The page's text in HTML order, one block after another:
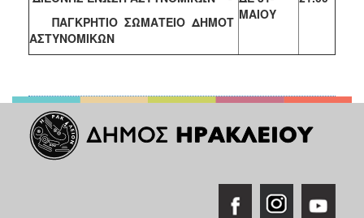
ΠΑΓΚΡΗΤΙΟ ΣΩΜΑΤΕΙΟ ΔΗΜΟΤ
ΑΣΤΥΝΟΜΙΚΩΝ
ΜΑΙΟΥ